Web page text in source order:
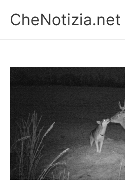
contenuto
CheNotizia.net